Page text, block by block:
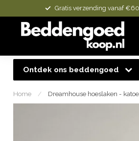
Gratis verzending vanaf €60
Ontdek ons beddengoed
Home / Dreamhouse hoeslaken -